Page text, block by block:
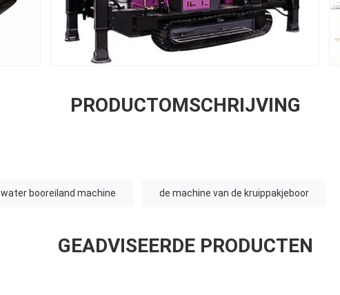
PRODUCTOMSCHRIJVING
water booreiland machine de machine van de kruippakjeboor
GEADVISEERDE PRODUCTEN